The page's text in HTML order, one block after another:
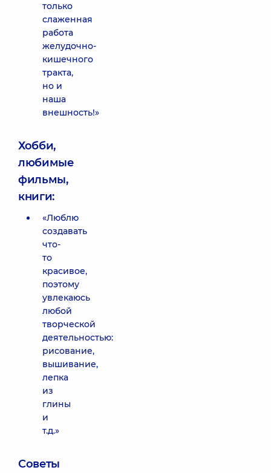
только
слаженная
работа
желудочно-
кишечного
тракта,
но и
наша
внешность!»
Хобби,
любимые
фильмы,
книги:
«Люблю
создавать
что-
то
красивое,
поэтому
увлекаюсь
любой
творческой
деятельностью:
рисование,
вышивание,
лепка
из
глины
и
т.д.»
Советы